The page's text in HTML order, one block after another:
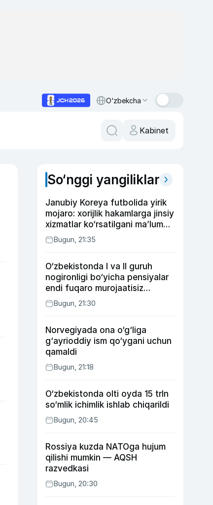
O‘zbekcha
Kabinet
So‘nggi yangiliklar
Janubiy Koreya futbolida yirik
mojaro: xorijlik hakamlarga jinsiy
xizmatlar ko‘rsatilgani ma’lum
qilindi
Bugun, 21:35
O‘zbekistonda I va II guruh
nogironligi bo‘yicha pensiyalar
endi fuqaro murojaatisiz
tayinlanishi mumkin
Bugun, 21:30
Norvegiyada ona o‘g‘liga
g‘ayrioddiy ism qo‘ygani uchun
qamaldi
Bugun, 21:18
O‘zbekistonda olti oyda 15 trln
so‘mlik ichimlik ishlab chiqarildi
Bugun, 20:45
Rossiya kuzda NATOga hujum
qilishi mumkin — AQSH
razvedkasi
Bugun, 20:30